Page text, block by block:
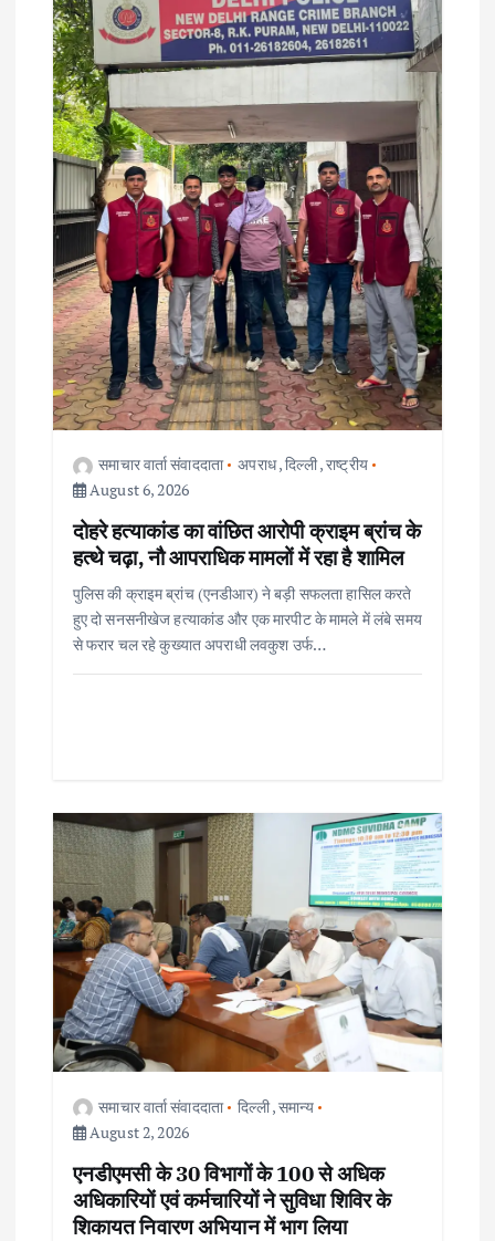
a
t
o
n
समाचार वार्ता संवाददाता अपराध,दिल्ली,राष्ट्रीय
August 6, 2026
दोहरे हत्याकांड का वांछित आरोपी क्राइम ब्रांच के
हत्थे चढ़ा, नौ आपराधिक मामलों में रहा है शामिल
पुलिस की क्राइम ब्रांच (एनडीआर) ने बड़ी सफलता हासिल करते
हुए दो सनसनीखेज हत्याकांड और एक मारपीट के मामले में लंबे समय
से फरार चल रहे कुख्यात अपराधी लवकुश उर्फ…
समाचार वार्ता संवाददाता दिल्ली,समान्य
August 2, 2026
एनडीएमसी के 30 विभागों के 100 से अधिक
अधिकारियों एवं कर्मचारियों ने सुविधा शिविर के
शिकायत निवारण अभियान में भाग लिया